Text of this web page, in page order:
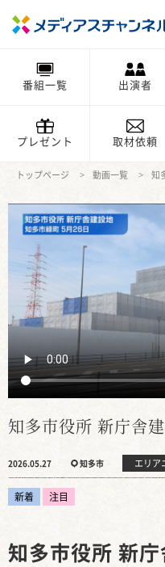
番組一覧 出演者
プレゼント 取材依頼
トップページ 動画一覧 知
知多市役所 新庁舎
2026.05.27 知多市 エリア
新着 注目
知多市役所 新